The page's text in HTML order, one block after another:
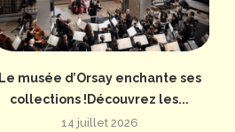
Le musée d’Orsay enchante ses
collections !Découvrez les...
14 juillet 2026